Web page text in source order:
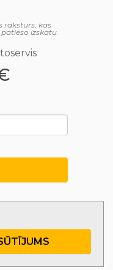
raksturs, kas
izskatu.